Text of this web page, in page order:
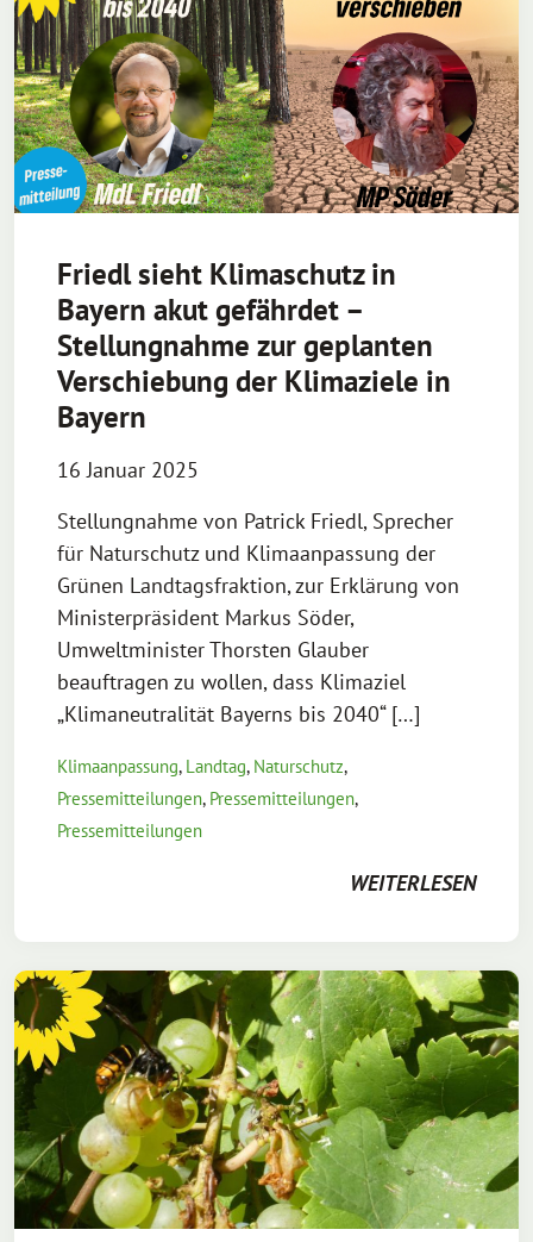
Friedl sieht Klimaschutz in
Bayern akut gefährdet –
Stellungnahme zur geplanten
Verschiebung der Klimaziele in
Bayern
16 Januar 2025
Stellungnahme von Patrick Friedl, Sprecher
für Naturschutz und Klimaanpassung der
Grünen Landtagsfraktion, zur Erklärung von
Ministerpräsident Markus Söder,
Umweltminister Thorsten Glauber
beauftragen zu wollen, dass Klimaziel
„Klimaneutralität Bayerns bis 2040“ […]
Klimaanpassung, Landtag, Naturschutz,
Pressemitteilungen, Pressemitteilungen,
Pressemitteilungen
WEITERLESEN